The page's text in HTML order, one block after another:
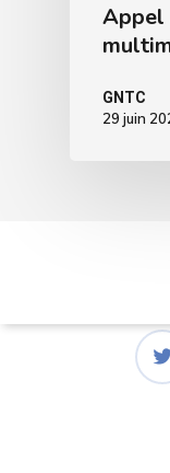
Appel
GNTC
29 juin